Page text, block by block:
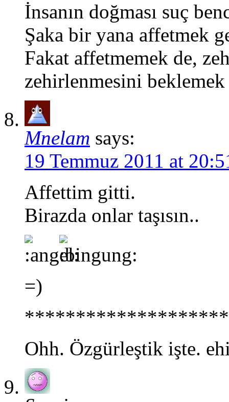
İnsanın doğması suç
Şaka bir yana affetmek
Fakat affetmemek de,
zehirlenmesini
Mnelam says:
19 Temmuz 2011 at
Affettim gitti.
Birazda onlar taşısın..
=)
Ohh. Özgürleştik işte.